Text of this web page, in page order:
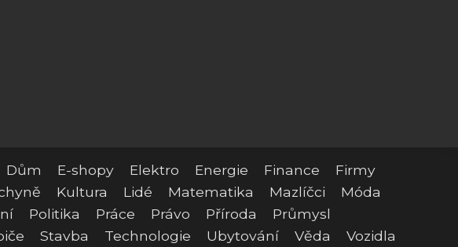
Dům E-shopy Elektro Energie Finance
Firmy
Kultura Lidé Matematika Mazlíčci
Móda
Politika Práce Právo Příroda
Průmysl
Stavba Technologie Ubytování Věda
Vozidla